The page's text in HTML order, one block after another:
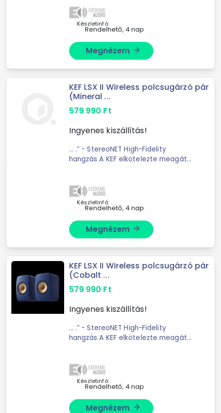
KEF jellegzetes hangjának építőköve.
Az LSX II- ...
Készletinfó:
Rendelhető, 4 nap
Megnézem arrow_forward
KEF LSX II Wireless polcsugárzó pár
(Mineral ...
579 990 Ft
Ingyenes kiszállítás!
... .” - StereoNET High-Fidelity
hangzás A KEF elkötelezte meagát
KEF jellegzetes hangjának építőköve.
Az LSX II- ...
Készletinfó:
Rendelhető, 4 nap
Megnézem arrow_forward
KEF LSX II Wireless polcsugárzó pár
(Cobalt ...
579 990 Ft
Ingyenes kiszállítás!
... .” - StereoNET High-Fidelity
hangzás A KEF elkötelezte meagát
KEF jellegzetes hangjának építőköve.
Az LSX II- ...
Készletinfó:
Rendelhető, 4 nap
Megnézem arrow_forward